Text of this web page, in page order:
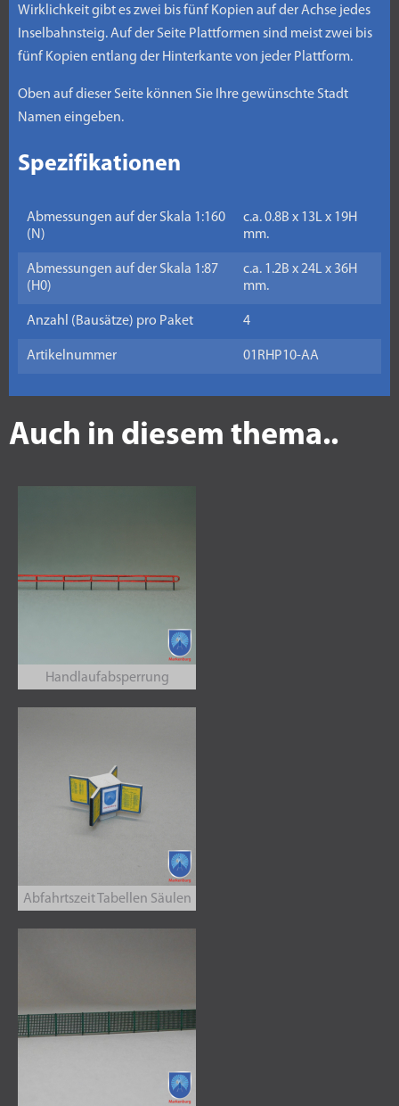
Wirklichkeit gibt es zwei bis fünf Kopien auf der Achse jedes
Inselbahnsteig. Auf der Seite Plattformen sind meist zwei bis
fünf Kopien entlang der Hinterkante von jeder Plattform.
Oben auf dieser Seite können Sie Ihre gewünschte Stadt
Namen eingeben.
Spezifikationen
Abmessungen auf der Skala 1:160
(N)
c.a. 0.8B x 13L x 19H
mm.
Abmessungen auf der Skala 1:87
(H0)
c.a. 1.2B x 24L x 36H
mm.
Anzahl (Bausätze) pro Paket 4
Artikelnummer 01RHP10-AA
Auch in diesem thema..
Handlaufabsperrung
Abfahrtszeit Tabellen Säulen